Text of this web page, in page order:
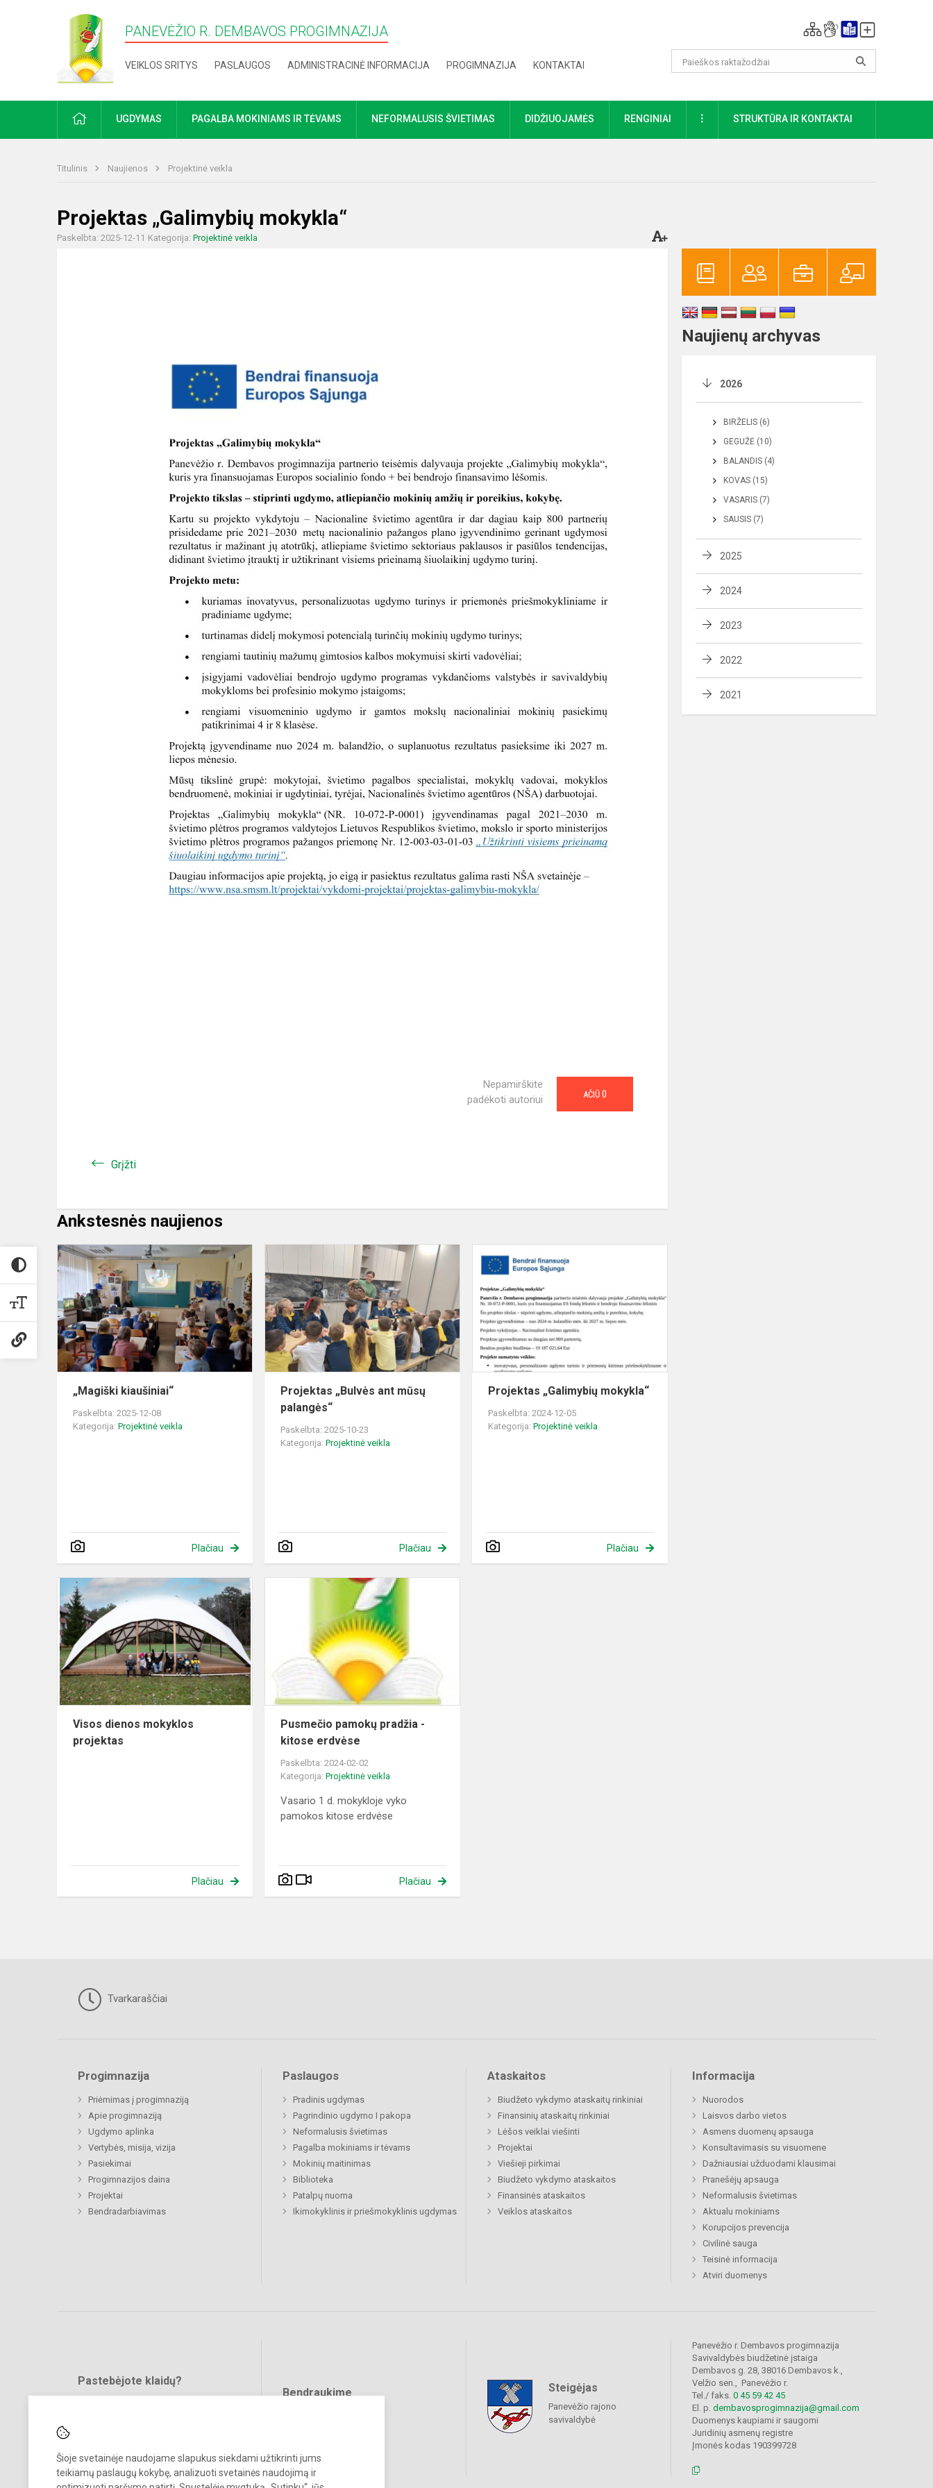
Šioje svetainėje naudojame slapukus siekdami užtikrinti jums
teikiamų paslaugų kokybę, analizuoti svetainės naudojimą ir
PANEVĖŽIO R. DEMBAVOS PROGIMNAZIJA
VEIKLOS SRITYS PASLAUGOS ADMINISTRACINĖ INFORMACIJA PROGIMNAZIJA KONTAKTAI
PRADŽIAUGDYMAS PAGALBA MOKINIAMS IR TĖVAMS NEFORMALUSIS ŠVIETIMAS DIDŽIUOJAMĖS RENGINIAI DAUGIAUSTRUKTŪRA IR KONTAKTAI
Titulinis Naujienos Projektinė veikla
Projektas „Galimybių mokykla“
Paskelbta: 2025-12-11 Kategorija: Projektinė veikla
Nepamirškite
padėkoti autoriui
AČIŪ 0
Grįžti
Ankstesnės naujienos
„Magiški
kiaušiniai“
„Magiški kiaušiniai“
Paskelbta: 2025-12-08
Kategorija: Projektinė veikla
Plačiau
„Bulvės
ant
mūsų
palangės“
Projektas „Bulvės ant mūsų
palangės“
Paskelbta: 2025-10-23
Kategorija:Projektinė veikla
Plačiau
Projektas „Galimybių mokykla“
Paskelbta: 2024-12-05
Kategorija:Projektinė veikla
Plačiau
Visos dienos mokyklos
projektas
Plačiau
Pusmečio pamokų pradžia -
kitose erdvėse
Paskelbta: 2024-02-02
Kategorija:Projektinė veikla
Vasario 1 d. mokykloje vyko
pamokos kitose erdvėse
Plačiau
Naujienų archyvas
2026
BIRŽELIS (6)
GEGUŽĖ (10)
BALANDIS (4)
KOVAS (15)
VASARIS (7)
SAUSIS (7)
2025
2024
2023
2022
2021
Tvarkaraščiai
Progimnazija
Priėmimas į progimnaziją
Apie progimnaziją
Ugdymo aplinka
Vertybės, misija, vizija
Pasiekimai
Progimnazijos daina
Projektai
Bendradarbiavimas
Paslaugos
Pradinis ugdymas
Pagrindinio ugdymo I pakopa
Neformalusis švietimas
Pagalba mokiniams ir tėvams
Mokinių maitinimas
Biblioteka
Patalpų nuoma
Ikimokyklinis ir priešmokyklinis ugdymas
Ataskaitos
Biudžeto vykdymo ataskaitų rinkiniai
Finansinių ataskaitų rinkiniai
Lėšos veiklai viešinti
Projektai
Viešieji pirkimai
Biudžeto vykdymo ataskaitos
Finansinės ataskaitos
Veiklos ataskaitos
Informacija
Nuorodos
Laisvos darbo vietos
Asmens duomenų apsauga
Konsultavimasis su visuomene
Dažniausiai užduodami klausimai
Pranešėjų apsauga
Neformalusis švietimas
Aktualu mokiniams
Korupcijos prevencija
Civilinė sauga
Teisinė informacija
Atviri duomenys
Pastebėjote klaidų?
Bendraukime Steigėjas
Panevėžio rajono
savivaldybė
Panevėžio r. Dembavos progimnazija
Savivaldybės biudžetinė įstaiga
Dembavos g. 28, 38016 Dembavos k.,
Velžio sen., Panevėžio r.
Tel./ faks. 0 45 59 42 45
El. p. dembavosprogimnazija@gmail.com
Duomenys kaupiami ir saugomi
Juridinių asmenų registre
Įmonės kodas 190399728